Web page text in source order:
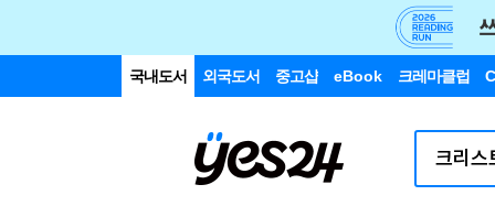
국내도서 외국도서 중고샵 eBook 크레마클럽